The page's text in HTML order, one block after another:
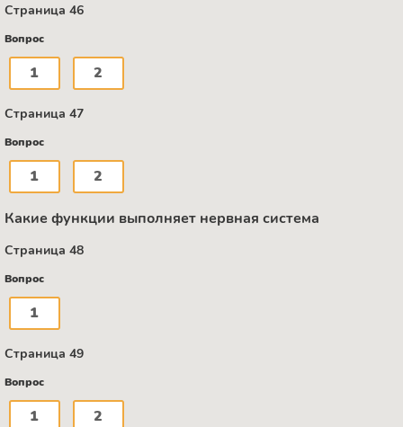
Страница 46
Вопрос
1 2
Страница 47
Вопрос
1 2
Какие функции выполняет нервная система
Страница 48
Вопрос
1
Страница 49
Вопрос
1 2